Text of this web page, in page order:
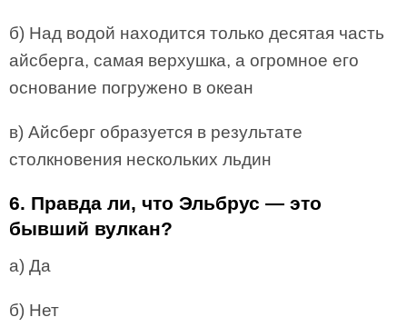
б) Над водой находится только десятая часть
айсберга, самая верхушка, а огромное его
основание погружено в океан
в) Айсберг образуется в результате
столкновения нескольких льдин
6. Правда ли, что Эльбрус — это
бывший вулкан?
а) Да
б) Нет